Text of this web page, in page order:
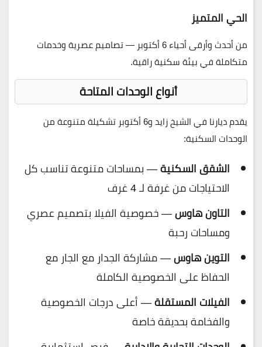
الحي المتميز
من أحدث وأرقى أحياء 6 أكتوبر — تصاميم عصرية وخدمات
متكاملة في بيئة سكنية راقية.
أنواع الوحدات المتاحة
يقدم ديارنا في الشيخ زايد و6 أكتوبر تشكيلة متنوعة من
الوحدات السكنية:
الشقق السكنية— بمساحات متنوعة تناسب كل
الاحتياجات من غرفة لـ 4 غرف
التاون هاوس— خصوصية الفيلا بتصميم عصري
ومساحات رحبة
التوين هاوس— مشاركة الجدار مع الجار مع
الحفاظ على الخصوصية الكاملة
الفيلات المستقلة— أعلى درجات الخصوصية
والفخامة بحديقة خاصة